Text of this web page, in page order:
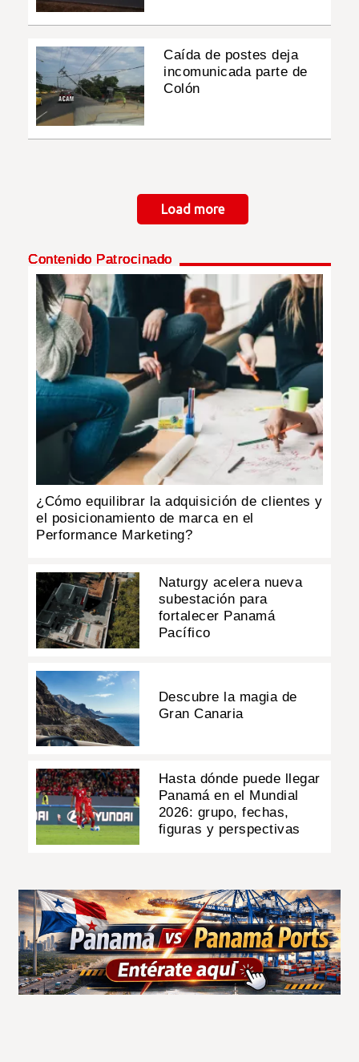
Caída de postes deja
incomunicada parte de
Colón
Load more
Contenido Patrocinado
¿Cómo equilibrar la adquisición de clientes y
el posicionamiento de marca en el
Performance Marketing?
Naturgy acelera nueva
subestación para
fortalecer Panamá
Pacífico
Descubre la magia de
Gran Canaria
Hasta dónde puede llegar
Panamá en el Mundial
2026: grupo, fechas,
figuras y perspectivas